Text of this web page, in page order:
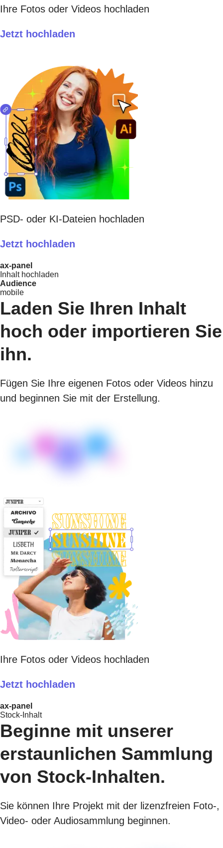
Ihre Fotos oder Videos hochladen
Jetzt hochladen
PSD- oder KI-Dateien hochladen
Jetzt hochladen
ax-panel
Inhalt hochladen
Audience
mobile
Laden Sie Ihren Inhalt
hoch oder importieren Sie
ihn.
Fügen Sie Ihre eigenen Fotos oder Videos hinzu
und beginnen Sie mit der Erstellung.
Ihre Fotos oder Videos hochladen
Jetzt hochladen
ax-panel
Stock-Inhalt
Beginne mit unserer
erstaunlichen Sammlung
von Stock-Inhalten.
Sie können Ihre Projekt mit der lizenzfreien Foto-,
Video- oder Audiosammlung beginnen.